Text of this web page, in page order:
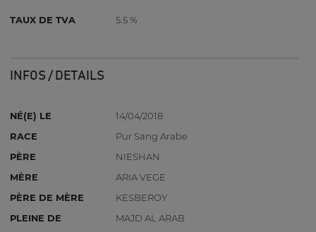
TAUX DE TVA 5.5 %
INFOS / DETAILS
NÉ(E) LE
14/04/2018
RACE
Pur Sang Arabe
PÈRE
NIESHAN
MÈRE
ARIA VEGE
PÈRE DE MÈRE
KESBEROY
PLEINE DE
MAJD AL ARAB